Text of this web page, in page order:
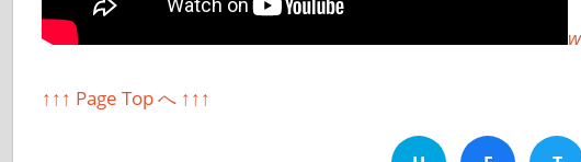
↑↑↑ Page Top へ ↑↑↑